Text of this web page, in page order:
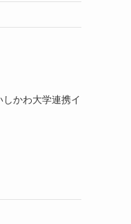
かわ大学連携イ